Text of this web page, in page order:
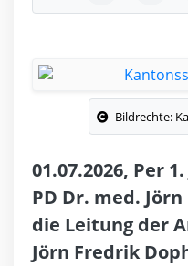
Bildrechte:
01.07.2026, Per
PD Dr. med.
die Leitung der
Jörn Fredrik